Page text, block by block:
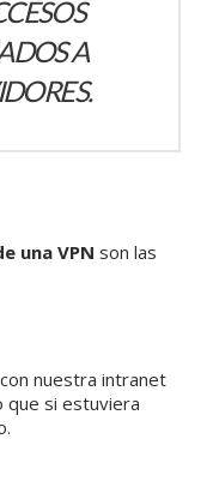
A
una VPN son las
nuestra intranet
que si estuviera